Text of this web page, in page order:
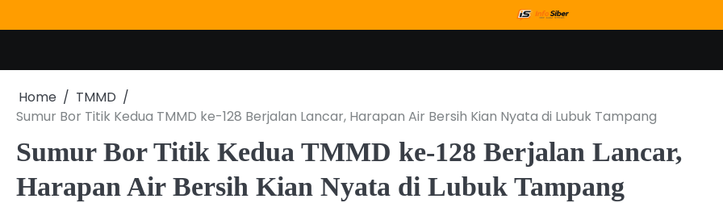
to
Home
TMMD
Sumur Bor Titik Kedua TMMD ke-128 Berjalan Lancar, Harapan Air Bersih Kian Nyata di Lubuk Tampang
Sumur Bor Titik Kedua TMMD ke-128 Berjalan Lancar,
Harapan Air Bersih Kian Nyata di Lubuk Tampang